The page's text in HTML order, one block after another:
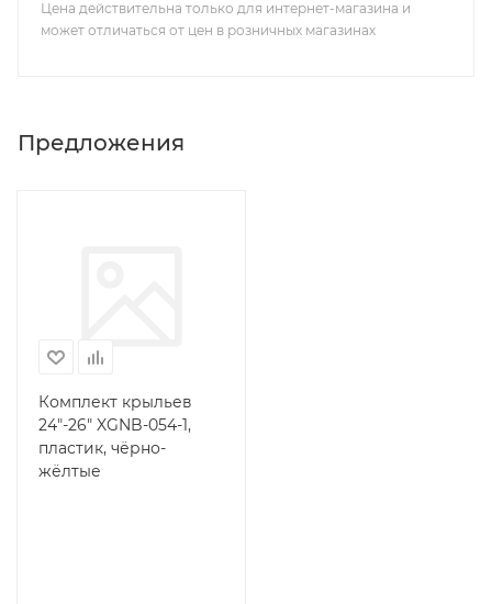
Цена действительна только для интернет-магазина и
может отличаться от цен в розничных магазинах
Предложения
Комплект крыльев
24"-26" XGNB-054-1,
пластик, чёрно-
жёлтые